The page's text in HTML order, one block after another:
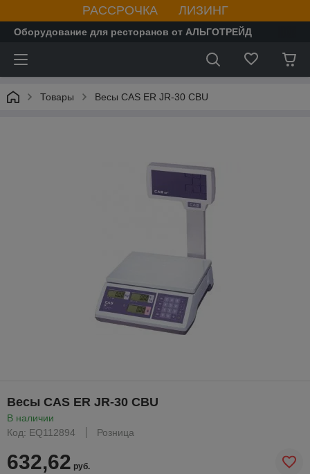
РАССРОЧКА ЛИЗИНГ
Оборудование для ресторанов от АЛЬГОТРЕЙД
Товары Весы CAS ER JR-30 CBU
Весы CAS ER JR-30 CBU
В наличии
Код: EQ112894
Розница
632,62 руб.